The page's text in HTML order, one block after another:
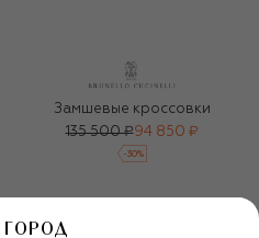
Замшевые кроссовки
135 500 ₽94 850 ₽
-30%
ГОРОД